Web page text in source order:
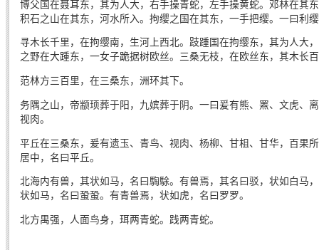
博父国在聂耳东，其为人大，右手操青蛇，左手操黄蛇。邓林在其
积石之山在其东，河水所入。拘缨之国在其东，一手把缨。一曰利
寻木长千里，在拘缨南，生河上西北。跂踵国在拘缨东，其为人大
之野在大踵东，一女子跪据树欧丝。三桑无枝，在欧丝东，其木长
范林方三百里，在三桑东，洲环其下。
务隅之山，帝颛顼葬于阳，九嫔葬于阴。一曰爰有熊、罴、文虎、
视肉。
平丘在三桑东，爰有遗玉、青鸟、视肉、杨柳、甘柤、甘华，百果
居中，名曰平丘。
北海内有兽，其状如马，名曰騊駼。有兽焉，其名曰驳，状如白马
状如马，名曰蛩蛩。有青兽焉，状如虎，名曰罗罗。
北方禺强，人面鸟身，珥两青蛇。践两青蛇。